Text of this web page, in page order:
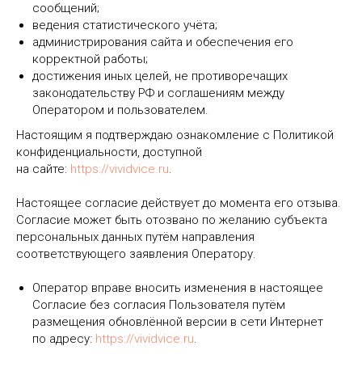
сообщений;
ведения статистического учёта;
администрирования сайта и обеспечения его
корректной работы;
достижения иных целей, не противоречащих
законодательству РФ и соглашениям между
Оператором и пользователем.
Настоящим я подтверждаю ознакомление с Политикой
конфиденциальности, доступной
на сайте: https://vividvice.ru.
Настоящее согласие действует до момента его отзыва.
Согласие может быть отозвано по желанию субъекта
персональных данных путём направления
соответствующего заявления Оператору.
Оператор вправе вносить изменения в настоящее
Согласие без согласия Пользователя путём
размещения обновлённой версии в сети Интернет
по адресу: https://vividvice.ru.